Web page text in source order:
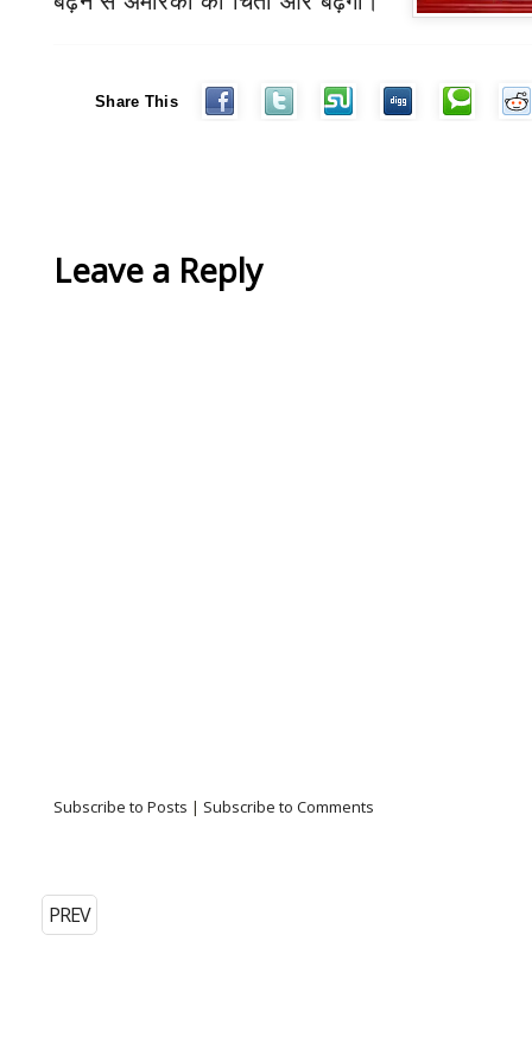
Share This
Leave a Reply
Subscribe to Posts | Subscribe to Comments
PREV